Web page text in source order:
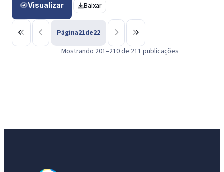
Visualizar Baixar
Página21de22
Mostrando 201–210 de 211 publicações